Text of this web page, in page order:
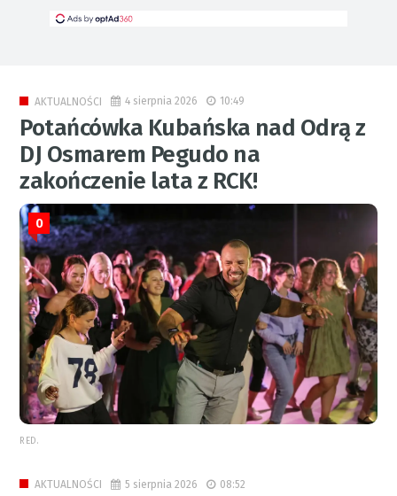
AKTUALNOŚCI 4 sierpnia 2026 10:49
Potańcówka Kubańska nad Odrą z
DJ Osmarem Pegudo na
zakończenie lata z RCK!
0
RED.
AKTUALNOŚCI 5 sierpnia 2026 08:52